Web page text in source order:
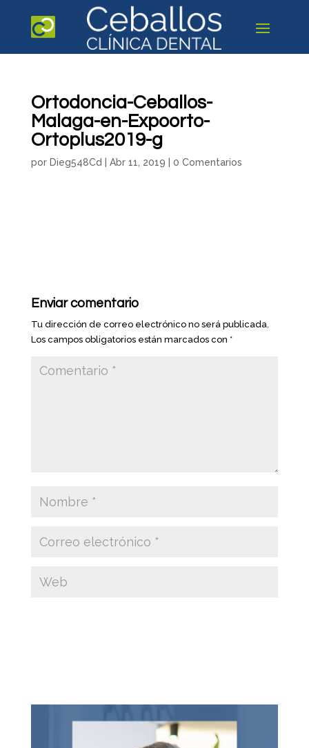
Ortodoncia-Ceballos-
Malaga-en-Expoorto-
Ortoplus2019-g
por Dieg548Cd Abr 11, 2019 0 Comentarios
Enviar comentario
Tu dirección de correo electrónico no será publicada.
Los campos obligatorios están marcados con *